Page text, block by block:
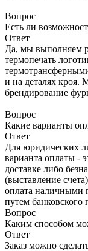
Вопрос
Есть ли
Ответ
Да, мы выполняем
термопечать
и на деталях кроя.
брендирование
Вопрос
Какие варианты
Ответ
Для юридических
варианта оплаты -
доставке либо
(выставление
оплата наличными
путем банковского
Вопрос
Каким способом
Ответ
Заказ можно